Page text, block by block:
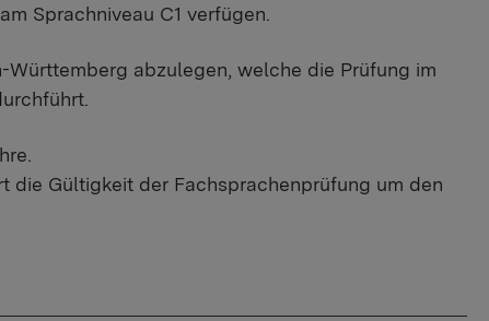
Sprachniveau C1 verfügen.
abzulegen, welche die Prüfung im
die Gültigkeit der Fachsprachenprüfung um den